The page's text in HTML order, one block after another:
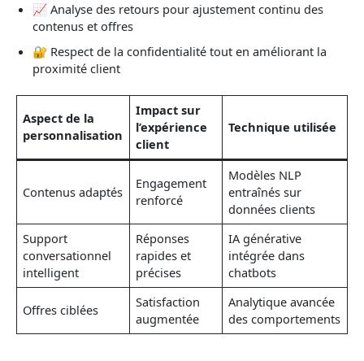
📈 Analyse des retours pour ajustement continu des
contenus et offres
🔐 Respect de la confidentialité tout en améliorant la
proximité client
Aspect de la
personnalisation
Impact sur
l’expérience
client
Technique utilisée
Contenus adaptés
Engagement
renforcé
Modèles NLP
entraînés sur
données clients
Support
conversationnel
intelligent
Réponses
rapides et
précises
IA générative
intégrée dans
chatbots
Offres ciblées
Satisfaction
augmentée
Analytique avancée
des comportements